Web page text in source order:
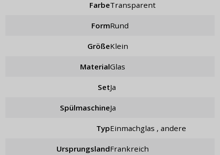
Farbe Transparent
Form rund
Größe klein
Material Glas
Set ja
Spülmaschine Ja
Typ Einmachglas , andere
Ursprungsland Frankreich